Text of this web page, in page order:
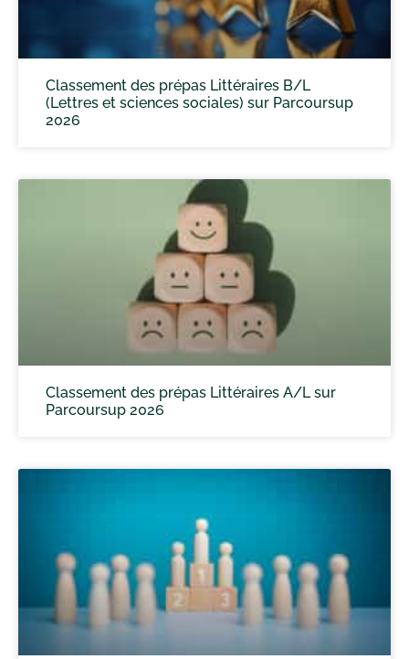
Classement des prépas Littéraires B/L
(Lettres et sciences sociales) sur Parcoursup
2026
Classement des prépas Littéraires A/L sur
Parcoursup 2026